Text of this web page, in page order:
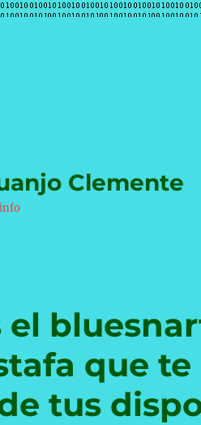
Clemente
el
que te
tus